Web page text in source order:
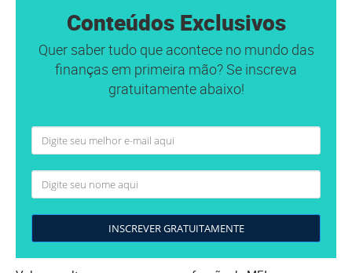
Conteúdos Exclusivos
Quer saber tudo que acontece no mundo das
finanças em primeira mão? Se inscreva
gratuitamente abaixo!
INSCREVER GRATUITAMENTE